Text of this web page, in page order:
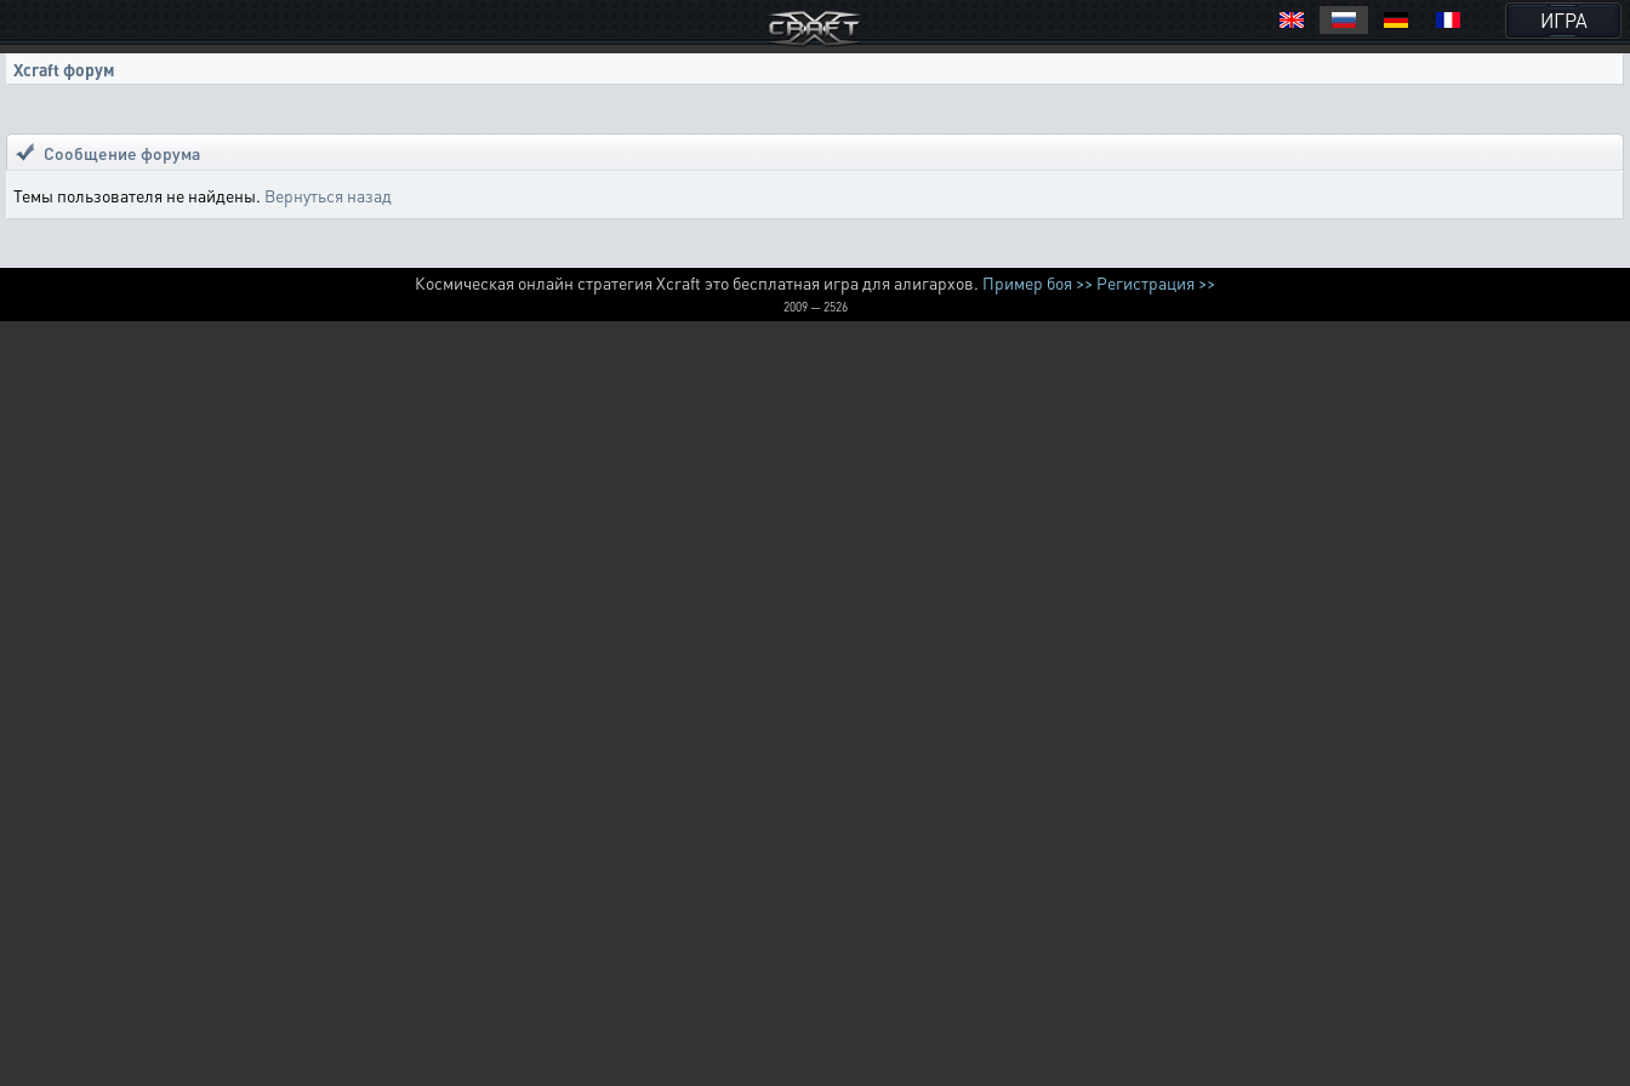
ИГРА
Xcraft форум
Сообщение форума
Темы пользователя не найдены. Вернуться назад
Космическая онлайн стратегия Xcraft это бесплатная игра для алигархов. Пример боя >> Регистрация >>
2009 — 2526